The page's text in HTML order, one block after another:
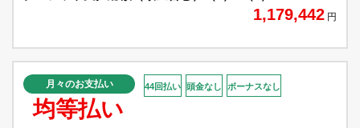
1,179,442 円
月々のお支払い
均等払い
44回払い 頭金なし ボーナスなし